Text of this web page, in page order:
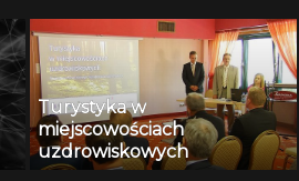
Turystyka w
miejscowościach
uzdrowiskowych